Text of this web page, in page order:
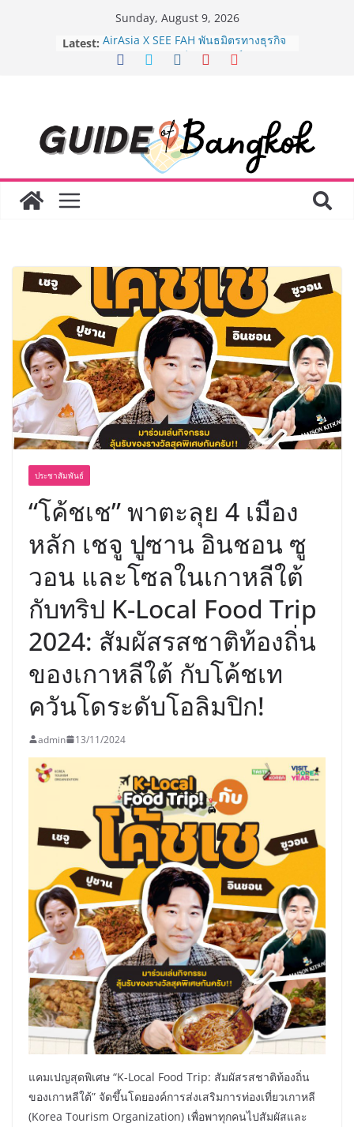
Sunday, August 9, 2026
Latest: AirAsia X SEE FAH พันธมิตรทางธุรกิจ
ยาวนานกว่า 20 ปี ต่อยอดเสิร์ฟความ
“BIO TRADE CONNECT 2026” ยก
ระดับผลิตภัณฑ์ท้องถิ่นสู่ตลาดเชิง
พาณิชย์อย่างยั่งยืน
LORDNINE จัดศึกคนดังสายเกม ไทย
ปะทะ ฟิลิปปินส์ ใน “Rise of the Tenth
ได้เตรียมนักเรียนเพียงเพื่อก้าวเข้าสู่
มหาวิทยาลัยเท่านั้น แต่ยังเตรียมพวก
เขาให้พร้อมเป็นผู้กำหนดอนาคต”
8.8 “ซูเลียน” รวมพลังนักธุรกิจทั่ว
ประเทศ จัดประชุมใหญ่แห่งปี พบ CEO
“ดร.ปิยะวัฒน์” ถ่ายทอดวิสัยทัศน์ธุรกิจ
พร้อมฟรีคอนเสิร์ต “โชค รถแห่” ยกวง
ประชาสัมพันธ์
“โค้ชเช” พาตะลุย 4 เมือง
หลัก เชจู ปูซาน อินชอน ซู
วอน และโซลในเกาหลีใต้
กับทริป K-Local Food Trip
2024: สัมผัสรสชาติท้องถิ่น
ของเกาหลีใต้ กับโค้ชเท
ควันโดระดับโอลิมปิก!
admin 13/11/2024
แคมเปญสุดพิเศษ “K-Local Food Trip: สัมผัสรสชาติท้องถิ่น
ของเกาหลีใต้” จัดขึ้นโดยองค์การส่งเสริมการท่องเที่ยวเกาหลี
(Korea Tourism Organization) เพื่อพาทุกคนไปสัมผัสและ